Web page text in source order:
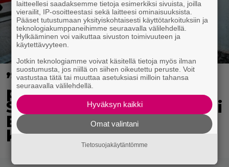
”Mitä isompi vehje, sen
paremmin kulkee” –
Susanna Penttilä suuntasi
Bangbussinsa Helsingin
keskustaan
laitteellesi saadaksemme tietoja esimerkiksi sivuista, joilla
vierailit, IP-osoitteestasi sekä laitteesi ominaisuuksista.
Pääset tutustumaan yksityiskohtaisesti käyttötarkoituksiin ja
teknologiakumppaneihimme seuraavalla välilehdellä.
Hylkääminen voi vaikuttaa sivuston toimivuuteen ja
käytettävyyteen.
Jotkin teknologiamme voivat käsitellä tietoja myös ilman
suostumusta, jos niillä on siihen oikeutettu peruste. Voit
vastustaa tätä tai muuttaa asetuksiasi milloin tahansa
seuraavalla välilehdellä.
Hyväksyn kaikki
Omat valintani
Tietosuojakäytäntömme